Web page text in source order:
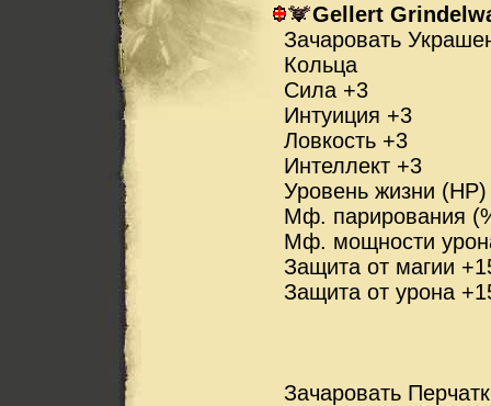
Gellert
Зачаровать
Кольца
Сила +3
Интуиция +3
Ловкость +3
Интеллект +3
Уровень жизни
Мф. парирования
Мф. мощности
Защита от магии
Защита от урона
Зачаровать